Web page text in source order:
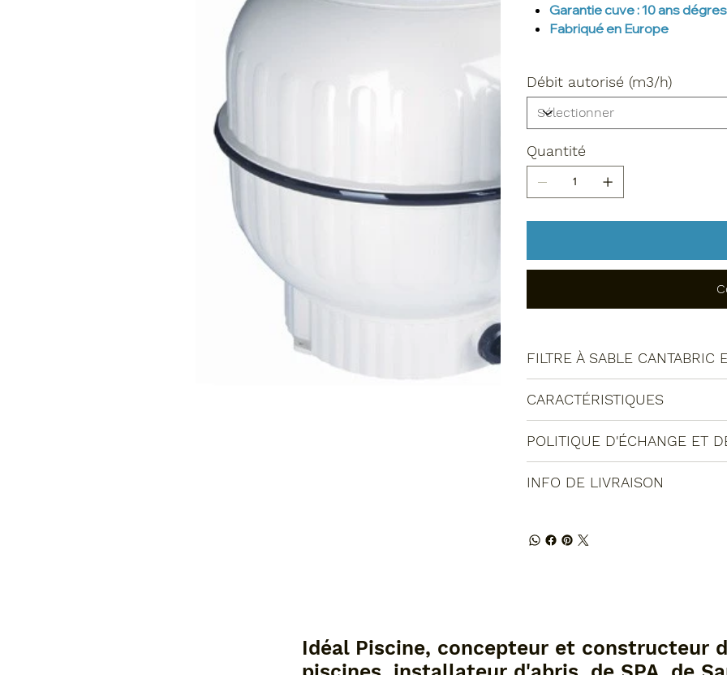
Garantie cuve : 10 ans
Fabriqué en Europe
Débit autorisé (m3/h)
Quantité
FILTRE À SABLE CANTABRIC
CARACTÉRISTIQUES
POLITIQUE D'ÉCHANGE ET
INFO DE LIVRAISON
Idéal Piscine, concepteur et constructeur